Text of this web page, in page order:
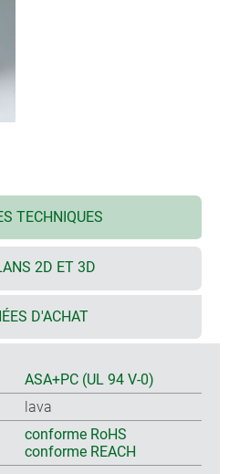
TECHNIQUES
2D ET 3D
D'ACHAT
ASA+PC (UL 94 V-0)
lava
conforme RoHS
conforme REACH